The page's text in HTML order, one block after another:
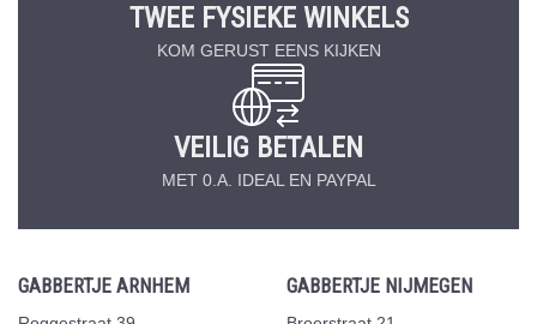
TWEE FYSIEKE WINKELS
KOM GERUST EENS KIJKEN
VEILIG BETALEN
MET 0.A. IDEAL EN PAYPAL
GABBERTJE ARNHEM GABBERTJE NIJMEGEN